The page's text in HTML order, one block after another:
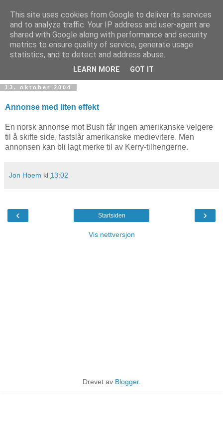
Teknologinyheter
13. oktober 2004
Annonse med liten effekt
En norsk annonse mot Bush får ingen amerikanske velgere
til å skifte side, fastslår amerikanske medievitere. Men
annonsen kan bli lagt merke til av Kerry-tilhengerne.
Jon Hoem kl 13:02
‹ ›
Startsiden
Vis nettversjon
Drevet av Blogger.
This site uses cookies from Google to deliver its services
and to analyze traffic. Your IP address and user-agent are
shared with Google along with performance and security
metrics to ensure quality of service, generate usage
statistics, and to detect and address abuse.
LEARN MORE GOT IT